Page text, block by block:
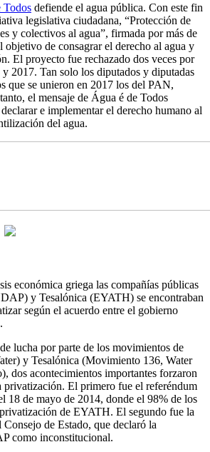
Todos defiende el agua pública. Con este fin
legislativa ciudadana, “Protección de
y colectivos al agua”, firmada por más de
objetivo de consagrar el derecho al agua y
El proyecto fue rechazado dos veces por
2017. Tan solo los diputados y diputadas
que se unieron en 2017 los del PAN,
el mensaje de Água é de Todos
e implementar el derecho humano al
del agua.
económica griega las compañías públicas
y Tesalónica (EYATH) se encontraban
según el acuerdo entre el gobierno
lucha por parte de los movimientos de
y Tesalónica (Movimiento 136, Water
dos acontecimientos importantes forzaron
privatización. El primero fue el referéndum
18 de mayo de 2014, donde el 98% de los
de EYATH. El segundo fue la
de Estado, que declaró la
como inconstitucional.